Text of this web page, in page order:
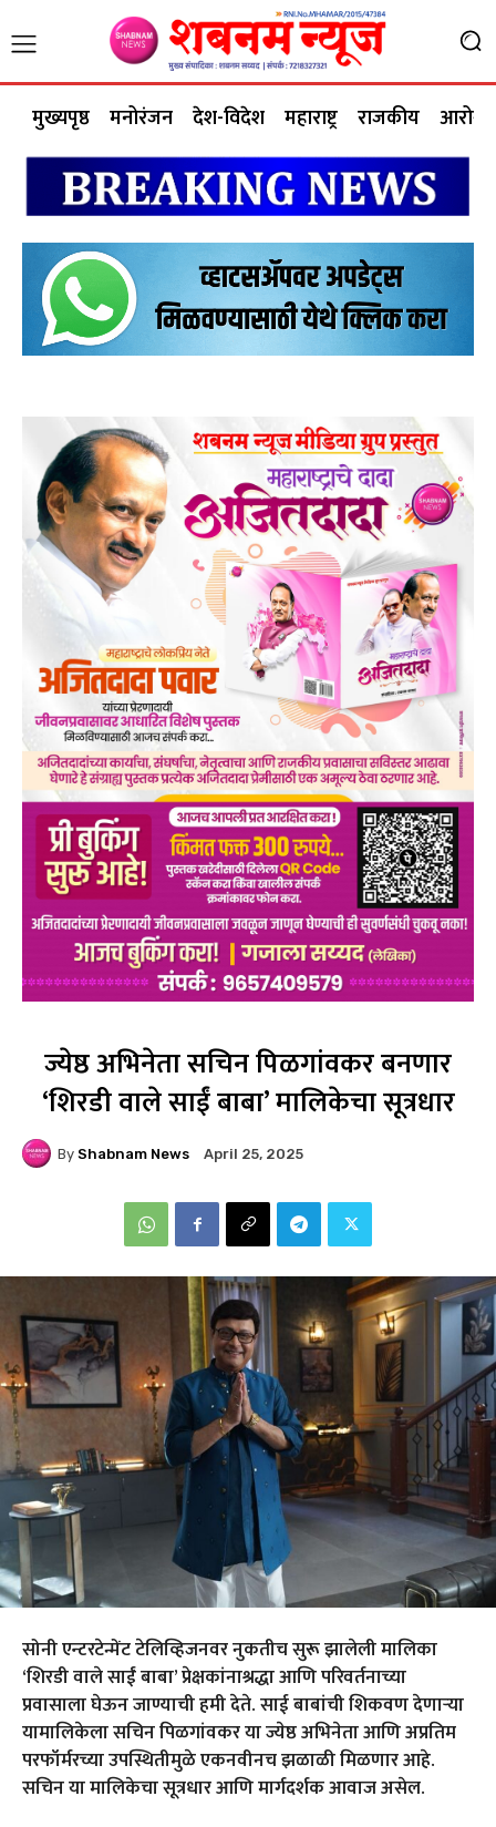
मुख्यपृष्ठ मनोरंजन देश-विदेश महाराष्ट्र राजकीय आरोग्य
ज्येष्ठ अभिनेता सचिन पिळगांवकर बनणार
‘शिरडी वाले साईं बाबा’ मालिकेचा सूत्रधार
By Shabnam News April 25, 2025
सोनी एन्टरटेन्मेंट टेलिव्हिजनवर नुकतीच सुरू झालेली मालिका
‘शिरडी वाले साईं बाबा’ प्रेक्षकांनाश्रद्धा आणि परिवर्तनाच्या
प्रवासाला घेऊन जाण्याची हमी देते. साई बाबांची शिकवण देणाऱ्या
यामालिकेला सचिन पिळगांवकर या ज्येष्ठ अभिनेता आणि अप्रतिम
परफॉर्मरच्या उपस्थितीमुळे एकनवीनच झळाळी मिळणार आहे.
सचिन या मालिकेचा सूत्रधार आणि मार्गदर्शक आवाज असेल.